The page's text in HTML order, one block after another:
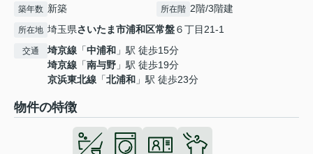
築年数 新築 所在階 2階/3階建
所在地 埼玉県さいたま市浦和区常盤６丁目21-1
交通 埼京線 「中浦和 」駅 徒歩15分
埼京線 「南与野 」駅 徒歩19分
京浜東北線 「北浦和 」駅 徒歩23分
物件の特徴